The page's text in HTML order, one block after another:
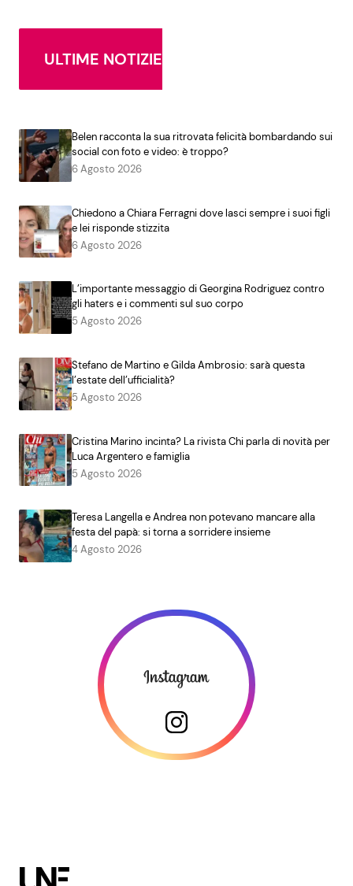
ULTIME NOTIZIE
Belen racconta la sua ritrovata felicità bombardando sui
social con foto e video: è troppo?
6 Agosto 2026
Chiedono a Chiara Ferragni dove lasci sempre i suoi figli
e lei risponde stizzita
6 Agosto 2026
L’importante messaggio di Georgina Rodriguez contro
gli haters e i commenti sul suo corpo
5 Agosto 2026
Stefano de Martino e Gilda Ambrosio: sarà questa
l’estate dell’ufficialità?
5 Agosto 2026
Cristina Marino incinta? La rivista Chi parla di novità per
Luca Argentero e famiglia
5 Agosto 2026
Teresa Langella e Andrea non potevano mancare alla
festa del papà: si torna a sorridere insieme
4 Agosto 2026